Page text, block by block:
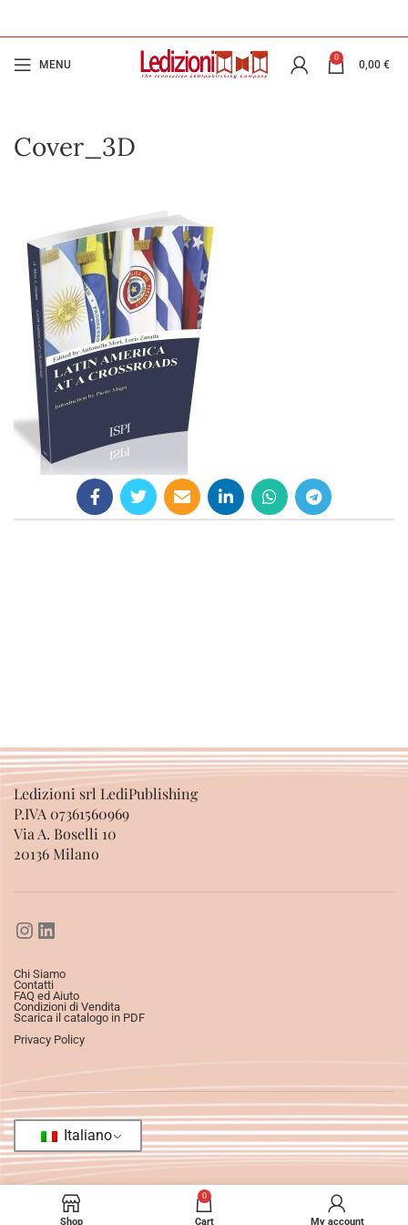
MENU
0
0,00 €
Cover_3D
Ledizioni srl LediPublishing
P.IVA 07361560969
Via A. Boselli 10
20136 Milano
Chi Siamo
Contatti
FAQ ed Aiuto
Condizioni di Vendita
Scarica il catalogo in PDF
Privacy Policy
Italiano
Shop
0
Cart My account